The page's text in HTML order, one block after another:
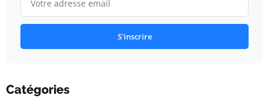
S'inscrire
Catégories